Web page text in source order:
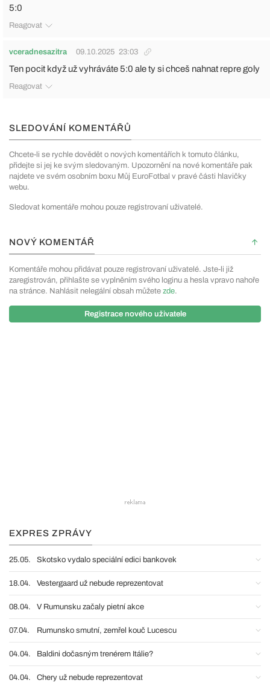
5:0
Reagovat
vceradnesazitra 09.10.2025 23:03
Ten pocit když už vyhráváte 5:0 ale ty si chceš nahnat repre goly
Reagovat
SLEDOVÁNÍ KOMENTÁŘŮ
Chcete-li se rychle dovědět o nových komentářích k tomuto článku,
přidejte si jej ke svým sledovaným. Upozornění na nové komentáře pak
najdete ve svém osobním boxu Můj EuroFotbal v pravé části hlavičky
webu.
Sledovat komentáře mohou pouze registrovaní uživatelé.
NOVÝ KOMENTÁŘ
Komentáře mohou přidávat pouze registrovaní uživatelé. Jste-li již
zaregistrován, přihlašte se vyplněním svého loginu a hesla vpravo nahoře
na stránce. Nahlásit nelegální obsah můžete zde.
Registrace nového uživatele
EXPRES ZPRÁVY
25.05. Skotsko vydalo speciální edici bankovek
18.04. Vestergaard už nebude reprezentovat
08.04. V Rumunsku začaly pietní akce
07.04. Rumunsko smutní, zemřel kouč Lucescu
04.04. Baldini dočasným trenérem Itálie?
04.04. Chery už nebude reprezentovat